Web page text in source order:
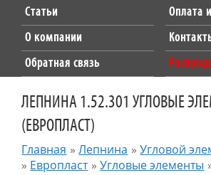
Статьи
Оплата
О компании
Обратная связь
ЛЕПНИНА 1.52.301 УГЛОВЫЕ
(ЕВРОПЛАСТ)
Главная »Лепнина »Угловой
» Европласт »Угловые элементы